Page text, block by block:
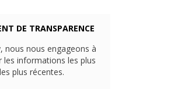
DE TRANSPARENCE
nous nous engageons à
les informations les plus
plus récentes.